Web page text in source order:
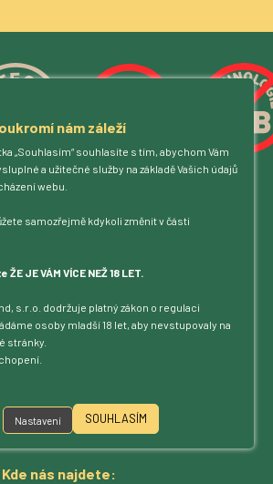
nám záleží
„Souhlasím“ souhlasíte s tím, abychom Vám
a užitečné služby na základě Vašich údajů
webu.
samozřejmě kdykoli změnit v části
JE VÁM VÍCE NEŽ 18 LET.
s.r.o. dodržuje platný zákon o regulaci
osoby mladší 18 let, aby nevstupovaly na
stránky.
Nastavení SOUHLASÍM
Jsme na příjmu!
Kde nás najdete: